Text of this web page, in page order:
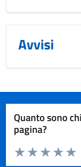
Avvisi
Quanto sono
pagina?
Valuta da 1 a 5 stelle la
Valuta
Valuta 3
Valuta 2 stelle
Valuta 1 stelle su 5